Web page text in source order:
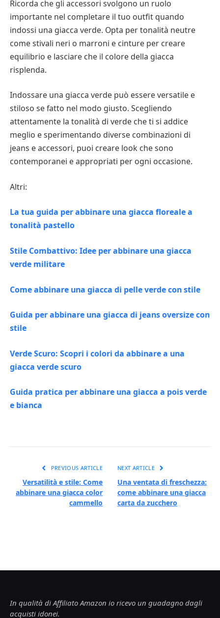
Ricorda che gli accessori svolgono un ruolo
importante nel completare il tuo outfit quando
indossi una giacca verde. Opta per tonalità neutre
come stivali neri o marroni e cinture per creare
equilibrio e lasciare che il colore della giacca
risplenda.
Indossare una giacca verde può essere versatile e
stiloso se fatto nel modo giusto. Scegliendo
attentamente la tonalità di verde che ti si addice
meglio e sperimentando diverse combinazioni di
jeans e accessori, puoi creare look che sono
contemporanei e appropriati per ogni occasione.
Altri:
La tua guida per abbinare una giacca floreale a
tonalità pastello
Stile Combattivo: Idee per abbinare una giacca
verde militare
Come abbinare una giacca di pelle verde con stile
Guida per abbinare una giacca di jeans oversize con
stile
Verde Scuro: Scopri i colori da abbinare a una
giacca verde scuro
Guida pratica per abbinare una giacca a pois verde
e bianca
PREVIOUS ARTICLE
Versatilità e stile: Come
abbinare una giacca color
cammello
NEXT ARTICLE
Una ventata di freschezza:
come abbinare una giacca
carta da zucchero
In qualità di Affiliato Amazon io ricevo un guadagno dagli
acquisti idonei.